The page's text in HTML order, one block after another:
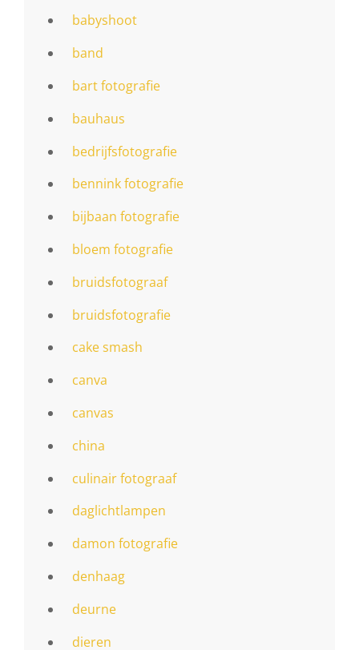
babyshoot
band
bart fotografie
bauhaus
bedrijfsfotografie
bennink fotografie
bijbaan fotografie
bloem fotografie
bruidsfotograaf
bruidsfotografie
cake smash
canva
canvas
china
culinair fotograaf
daglichtlampen
damon fotografie
denhaag
deurne
dieren